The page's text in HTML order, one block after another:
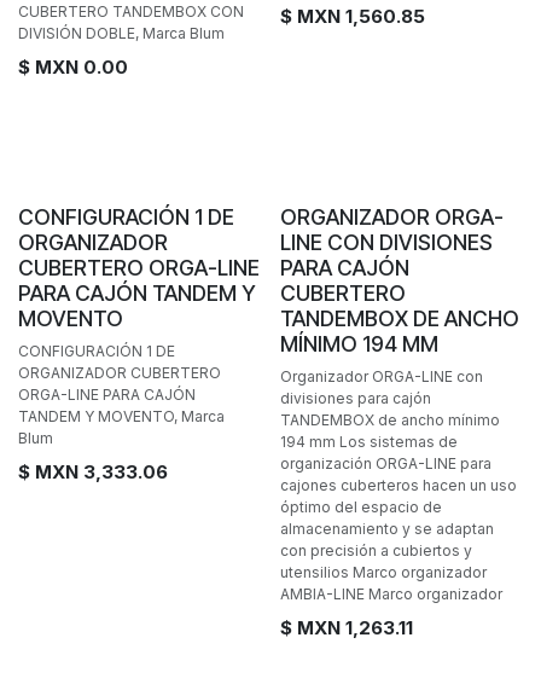
CUBERTERO TANDEMBOX CON
DIVISIÓN DOBLE, Marca Blum
$ MXN 0.00
$ MXN 1,560.85
Personalizable
CONFIGURACIÓN 1 DE
ORGANIZADOR
CUBERTERO ORGA-LINE
PARA CAJÓN TANDEM Y
MOVENTO
CONFIGURACIÓN 1 DE
ORGANIZADOR CUBERTERO
ORGA-LINE PARA CAJÓN
TANDEM Y MOVENTO, Marca
Blum
$ MXN 3,333.06
ORGANIZADOR ORGA-
LINE CON DIVISIONES
PARA CAJÓN
CUBERTERO
TANDEMBOX DE ANCHO
MÍNIMO 194 MM
Organizador ORGA-LINE con
divisiones para cajón
TANDEMBOX de ancho mínimo
194 mm Los sistemas de
organización ORGA-LINE para
cajones cuberteros hacen un uso
óptimo del espacio de
almacenamiento y se adaptan
con precisión a cubiertos y
utensilios Marco organizador
AMBIA-LINE Marco organizador
$ MXN 1,263.11